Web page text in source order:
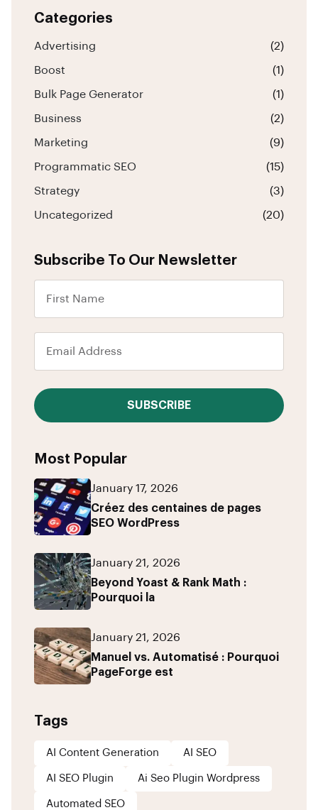
Categories
Advertising (2)
Boost (1)
Bulk Page Generator (1)
Business (2)
Marketing (9)
Programmatic SEO (15)
Strategy (3)
Uncategorized (20)
Subscribe To Our Newsletter
SUBSCRIBE
Most Popular
January 17, 2026
Créez des centaines de pages
SEO WordPress
January 21, 2026
Beyond Yoast & Rank Math :
Pourquoi la
January 21, 2026
Manuel vs. Automatisé : Pourquoi
PageForge est
Tags
AI Content Generation AI SEO
AI SEO Plugin Ai Seo Plugin Wordpress
Automated SEO